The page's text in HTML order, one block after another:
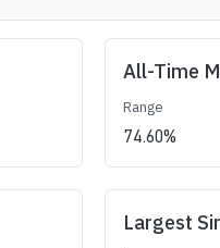
All-Time
Range
74.60%
Largest